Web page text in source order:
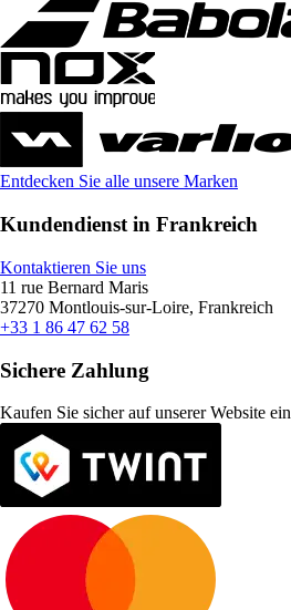
Entdecken Sie alle unsere Marken
Kundendienst in Frankreich
Kontaktieren Sie uns
11 rue Bernard Maris
37270 Montlouis-sur-Loire, Frankreich
+33 1 86 47 62 58
Sichere Zahlung
Kaufen Sie sicher auf unserer Website ein